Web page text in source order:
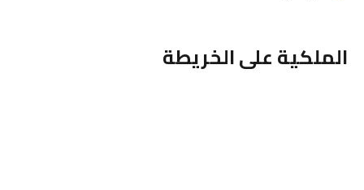
الملكية على الخريطة